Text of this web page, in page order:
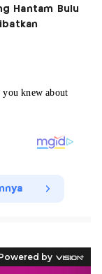
Hantam Bulu